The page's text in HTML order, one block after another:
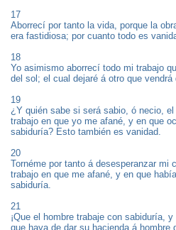
17
Aborrecí por tanto la vida, porque la
era fastidiosa; por cuanto todo es
18
Yo asimismo aborrecí todo mi trabajo
del sol; el cual dejaré á otro que
19
¿Y quién sabe si será sabio, ó necio,
trabajo en que yo me afané, y en que
sabiduría? Esto también es vanidad.
20
Tornéme por tanto á desesperanzar mi
trabajo en que me afané, y en que
sabiduría.
21
¡Que el hombre trabaje con sabiduría,
que haya de dar su hacienda á hombre